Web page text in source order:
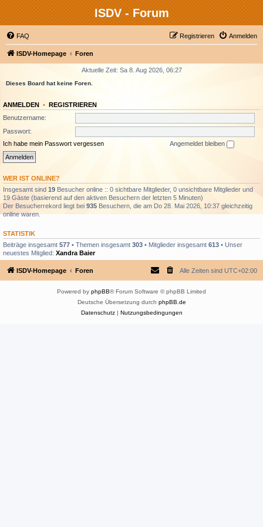
ISDV - Forum
FAQ Anmelden
Registrieren
ISDV-Homepage Foren
Aktuelle Zeit: Sa 8. Aug 2026, 06:27
Dieses Board hat keine Foren.
ANMELDEN • REGISTRIEREN
Benutzername:
Passwort:
Ich habe mein Passwort vergessen
Angemeldet bleiben
WER IST ONLINE?
Insgesamt sind 19 Besucher online :: 0 sichtbare Mitglieder, 0 unsichtbare Mitglieder und
19 Gäste (basierend auf den aktiven Besuchern der letzten 5 Minuten)
Der Besucherrekord liegt bei 935 Besuchern, die am Do 28. Mai 2026, 10:37 gleichzeitig
online waren.
STATISTIK
Beiträge insgesamt 577 • Themen insgesamt 303 • Mitglieder insgesamt 613 • Unser
neuestes Mitglied: Xandra Baier
ISDV-Homepage Foren Alle Zeiten sind UTC+02:00
Powered by phpBB® Forum Software © phpBB Limited
Deutsche Übersetzung durch phpBB.de
Datenschutz| Nutzungsbedingungen